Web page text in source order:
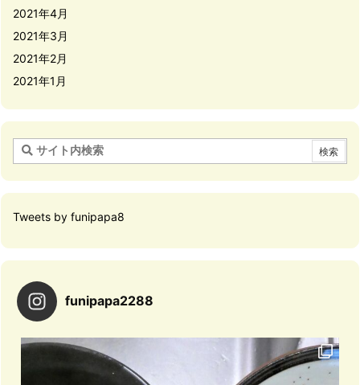
2021年4月
2021年3月
2021年2月
2021年1月
Tweets by funipapa8
funipapa2288